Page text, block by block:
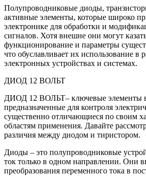
Полупроводниковые диоды,
активные элементы, которые широко
электронике для обработки и
сигналов. Хотя внешне они могут
функционирование и параметры
что обуславливает их использование в
электронных устройствах и системах.
ДИОД 12 ВОЛЬТ
ДИОД 12 ВОЛЬТ– ключевые элементы в
предназначенные для контроля
существенно отличающиеся по своим
областям применения. Давайте
различия между диодом и тиристором.
Диоды – это полупроводниковые
ток только в одном направлении. Они
преобразования переменного тока в